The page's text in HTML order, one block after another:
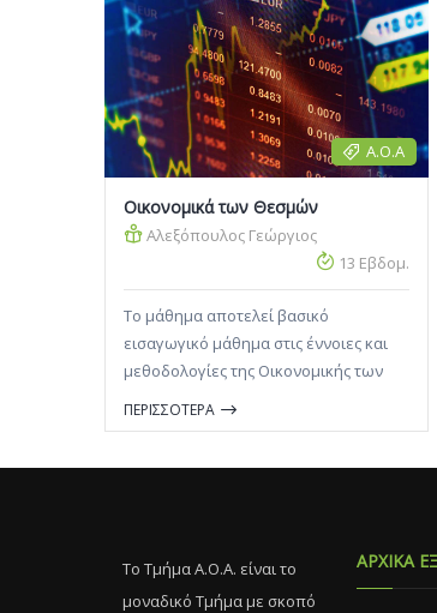
Α.Ο.Α
Οικονομικά των Θεσμών
Αλεξόπουλος Γεώργιος
13 Εβδομ.
Το μάθημα αποτελεί βασικό
εισαγωγικό μάθημα στις έννοιες και
μεθοδολογίες της Οικονομικής των
Institutional Economics).
ΠΕΡΙΣΣΟΤΕΡΑ
Το Τμήμα Α.Ο.Α. είναι το
μοναδικό Τμήμα με σκοπό
ΑΡΧΙΚΑ